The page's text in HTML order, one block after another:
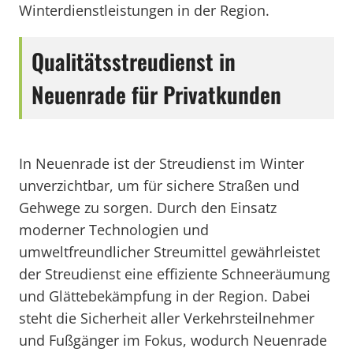
Winterdienstleistungen in der Region.
Qualitätsstreudienst in
Neuenrade für Privatkunden
In Neuenrade ist der Streudienst im Winter
unverzichtbar, um für sichere Straßen und
Gehwege zu sorgen. Durch den Einsatz
moderner Technologien und
umweltfreundlicher Streumittel gewährleistet
der Streudienst eine effiziente Schneeräumung
und Glättebekämpfung in der Region. Dabei
steht die Sicherheit aller Verkehrsteilnehmer
und Fußgänger im Fokus, wodurch Neuenrade